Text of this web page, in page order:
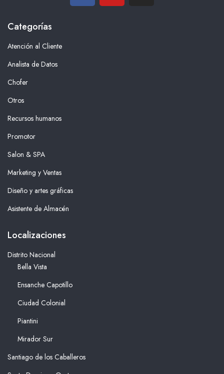
Categorías
Atención al Cliente
Analista de Datos
Chofer
Otros
Recursos humanos
Promotor
Salon & SPA
Marketing y Ventas
Diseño y artes gráficas
Asistente de Almacén
Localizaciones
Distrito Nacional
Bella Vista
Ensanche Capotillo
Ciudad Colonial
Piantini
Mirador Sur
Santiago de los Caballeros